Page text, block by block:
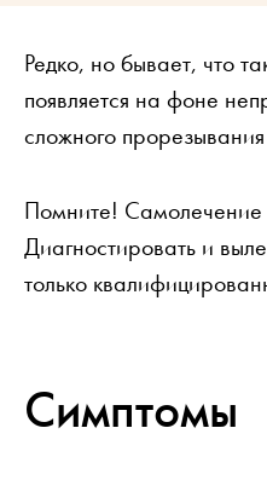
Редко, но бывает, что
появляется на фоне
сложного
Помните! Самолечение
Диагностировать и
только
Симптомы